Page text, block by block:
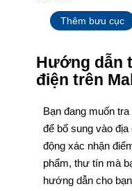
Thêm bưu cục
Hướng dẫn
điện trên
Bạn đang muốn
để bổ sung vào
động xác nhận
phẩm, thư tín mà
hướng dẫn cho